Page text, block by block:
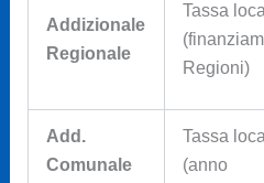
Addizionale
Regionale
Tassa
Regioni)
Add.
Comunale
Tassa
(anno